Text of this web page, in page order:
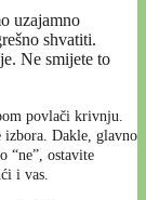
uzajamno
shvatiti.
Ne smijete to
povlači krivnju.
izbora. Dakle, glavno
“ne”, ostavite
i vas.